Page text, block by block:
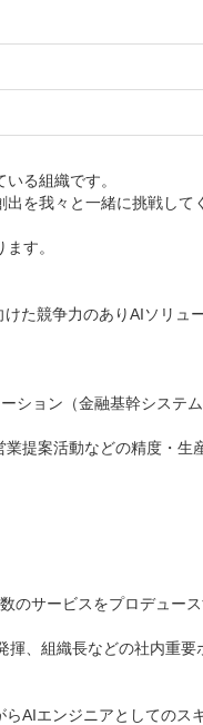
る組織です。
を我々と一緒に挑戦して
す。
た競争力のありAIソリュ
ション（金融基幹システ
提案活動などの精度・生
のサービスをプロデュー
揮、組織長などの社内重要
AIエンジニアとしてのス